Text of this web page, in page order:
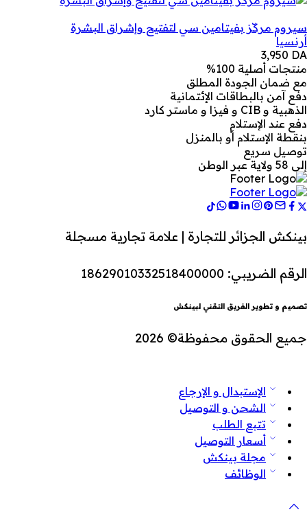
سيروم مركّز بفيتامين سي لتفتيح وإشراق البشرة
أرنسيا
3,950 DA
منتجات أصلية 100%
مع ضمان الجودة المطلق
دفع آمن بالبطاقات الإئتمانية
الذهبية و CIB و فيزا و ماستر كارد
دفع عند الإستلام
بنقطة الإستلام أو بالمنزل
توصيل سريع
إلى 58 ولاية عبر الوطن
بينكش الجزائر للتجارة | علامة تجارية مسجلة
الرقم الضريبي: 18629010332518400000
تصميم و تطوير الفريق التقني لبينكش
جميع الحقوق محفوظة© 2026
الإستبدال و الإرجاع
الشحن و التوصيل
تتبع الطلب
أسعار التوصيل
مجلة بينكش
الوظائف